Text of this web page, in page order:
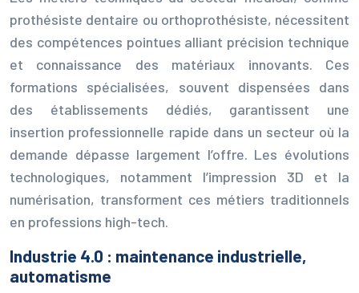
prothésiste dentaire ou orthoprothésiste, nécessitent
des compétences pointues alliant précision technique
et connaissance des matériaux innovants. Ces
formations spécialisées, souvent dispensées dans
des établissements dédiés, garantissent une
insertion professionnelle rapide dans un secteur où la
demande dépasse largement l’offre. Les évolutions
technologiques, notamment l’impression 3D et la
numérisation, transforment ces métiers traditionnels
en professions high-tech.
Industrie 4.0 : maintenance industrielle,
automatisme